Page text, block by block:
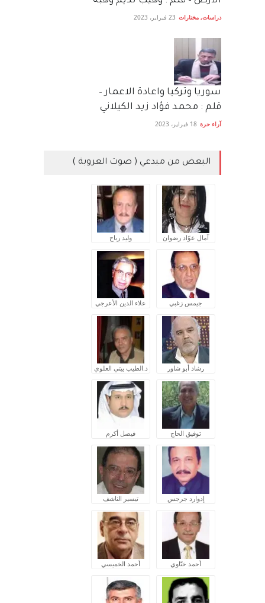
دراسات, مختارات 23 فبراير، 2023
سوريا وتركيا واعادة الاعمار –
قلم : محمد فؤاد زيد الكيلاني
آراء حرة 18 فبراير، 2023
البعض من مبدعي ( صوت العروبة )
آمال عوّاد رضوان وليد رباح
جيمس زغبي علاء الدين الأعرجي
رشاد أبو شاور د.الطيب بيتي العلوي
توفيق الحاج فيصل أكرم
إدوارد جرجس تيسير الناشف
أحمد ختّاوي أحمد الخميسي